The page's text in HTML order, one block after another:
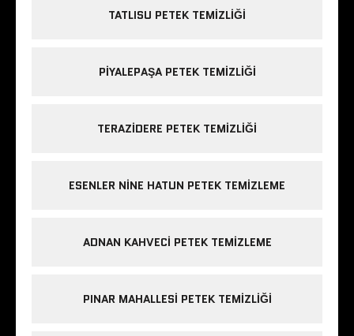
TATLISU PETEK TEMIZLIĞI
PIYALEPAŞA PETEK TEMIZLIĞI
TERAZIDERE PETEK TEMIZLIĞI
ESENLER NINE HATUN PETEK TEMIZLEME
ADNAN KAHVECI PETEK TEMIZLEME
PINAR MAHALLESI PETEK TEMIZLIĞI